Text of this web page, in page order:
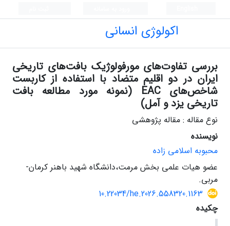
اکولوژی انسانی
بررسی تفاوت‌های مورفولوژیک بافت‌های تاریخی
ایران در دو اقلیم متضاد با استفاده از کاربست
شاخص‌های EAC (نمونه مورد مطالعه بافت
تاریخی یزد و آمل)
نوع مقاله : مقاله پژوهشی
نویسنده
محبوبه اسلامی زاده
عضو هیات علمی بخش مرمت،دانشگاه شهید باهنر کرمان-
مربی.
10.22034/he.2026.558320.1163
چکیده